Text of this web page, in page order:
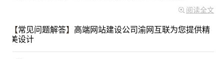
阅读全文
【常见问题解答】 高端网站建设公司渝网互联为您提供精
美设计